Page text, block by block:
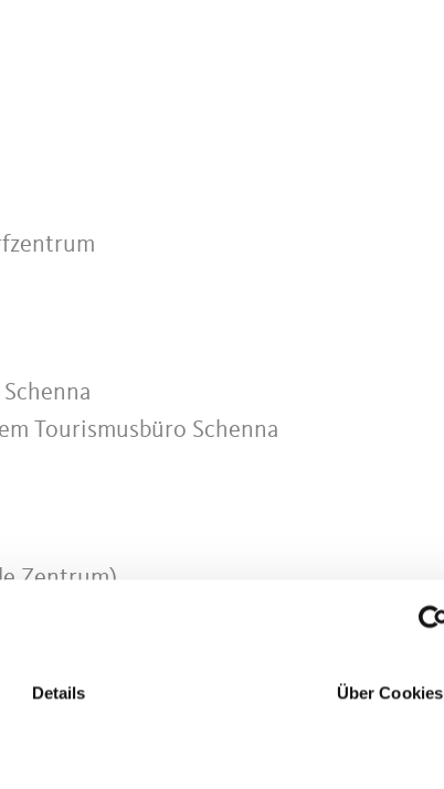
Details Über Cookies
Tourismusbüro Schenna
Zentrum)
Römerkeller.